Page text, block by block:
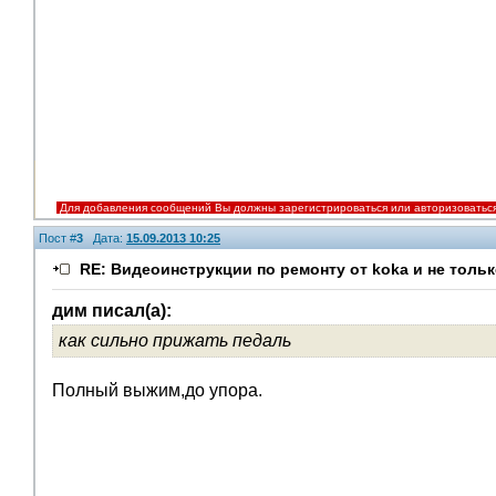
Для добавления сообщений Вы должны зарегистрироваться или
Пост #3 Дата: 15.09.2013 10:25
RE: Видеоинструкции по ремонту от koka и не
дим писал(а):
как сильно прижать педаль
Полный выжим,до упора.